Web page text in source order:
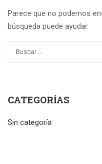
Parece que no podemos
búsqueda puede ayudar.
CATEGORÍAS
Sin categoría